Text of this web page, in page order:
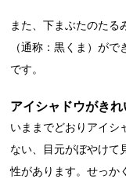
また、下まぶたのたる
（通称：黒くま）が
です。
アイシャドウがき
いままでどおりアイシ
ない、目元がぼやけて
性があります。せっか